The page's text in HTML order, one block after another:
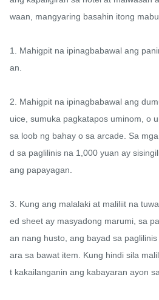
waan, mangyaring basahin itong
1. Mahigpit na ipinagbabawal ang
an.
2. Mahigpit na ipinagbabawal ang
uice, sumuka pagkatapos uminom, o
sa loob ng bahay o sa arcade. Sa
d sa paglilinis na 1,000 yuan ay
ang papayagan.
3. Kung ang malalaki at maliliit na
ed sheet ay masyadong marumi, sa
an nang husto, ang bayad sa
ara sa bawat item. Kung hindi sila
t kakailanganin ang kabayaran ayon